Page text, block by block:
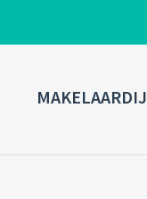
MAKELAARDIJ